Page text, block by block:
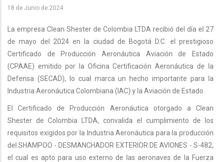
18 de Junio de 2024
La empresa Clean Shester de Colombia LTDA recibió del día el 27
de mayo del 2024 en la ciudad de Bogotá D.C. el prestigioso
Certificado de Producción Aeronáutica Aviación de Estado
(CPAAE) emitido por la Oficina Certificación Aeronáutica de la
Defensa (SECAD), lo cual marca un hecho importante para la
Industria Aeronáutica Colombiana (IAC) y la Aviación de Estado.
El Certificado de Producción Aeronáutica otorgado a Clean
Shester de Colombia LTDA, convalida el cumplimiento de los
requisitos exigidos por la Industria Aeronáutica para la producción
del SHAMPOO - DESMANCHADOR EXTERIOR DE AVIONES - S-482,
el cual es apto para uso externo de las aeronaves de la Fuerza